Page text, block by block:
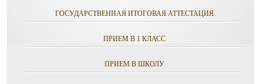
ГОСУДАРСТВЕННАЯ ИТОГОВАЯ АТТЕСТАЦИЯ
ПРИЕМ В 1 КЛАСС
ПРИЕМ В ШКОЛУ